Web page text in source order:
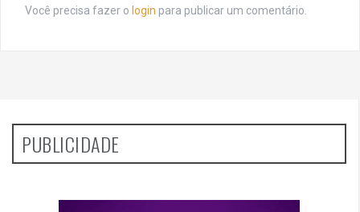
Você precisa fazer o login para publicar um comentário.
PUBLICIDADE